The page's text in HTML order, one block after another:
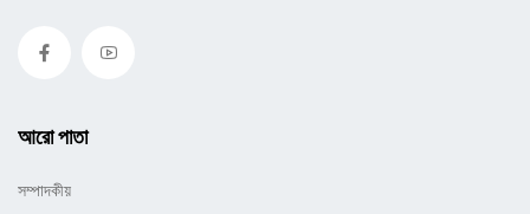
আরো পাতা
সম্পাদকীয়